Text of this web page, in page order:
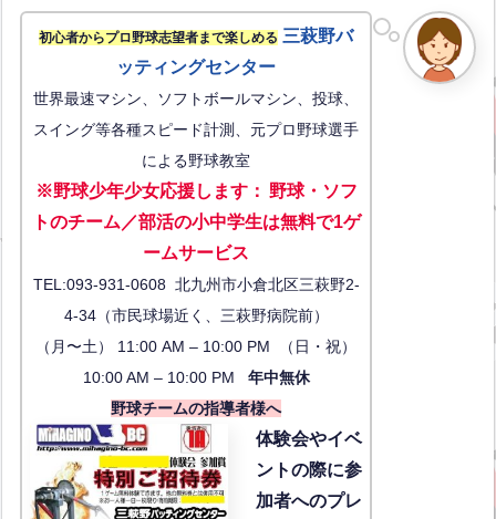
初心者からプロ野球志望者まで楽しめる 三萩野バ
ッティングセンター
世界最速マシン、ソフトボールマシン、投球、
スイング等各種スピード計測、元プロ野球選手
による野球教室
※野球少年少女応援します： 野球・ソフ
トのチーム／部活の小中学生は無料で1ゲ
ームサービス
TEL:093-931-0608 北九州市小倉北区三萩野2-
4-34（市民球場近く、三萩野病院前）
（月〜土） 11:00 AM – 10:00 PM （日・祝）
10:00 AM – 10:00 PM 年中無休
野球チームの指導者様へ
体験会やイベ
ントの際に参
加者へのプレ